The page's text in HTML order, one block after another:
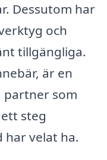
Dessutom har
och
tillgängliga.
är en
som
steg
har velat ha.